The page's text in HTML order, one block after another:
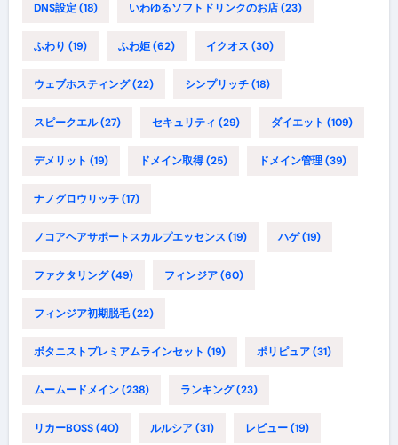
DNS設定(18) いわゆるソフトドリンクのお店(23)
ふわり (19) ふわ姫(62) イクオス (30)
ウェブホスティング(22) シンプリッチ(18)
スピークエル(27) セキュリティ (29) ダイエット (109)
デメリット (19) ドメイン取得(25) ドメイン管理(39)
ナノグロウリッチ(17)
ノコアヘアサポートスカルプエッセンス (19) ハゲ(19)
ファクタリング(49) フィンジア(60)
フィンジア初期脱毛(22)
ボタニストプレミアムラインセット (19) ポリピュア(31)
ムームードメイン(238) ランキング(23)
リカーBOSS(40) ルルシア(31) レビュー(19)